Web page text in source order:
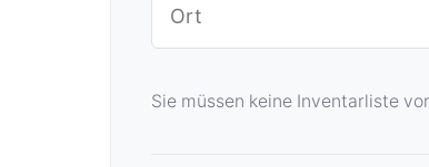
Sie müssen keine Inventarliste